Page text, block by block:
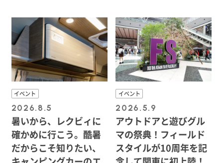
イベント
2026.8.5
暑いから、レクビィに
確かめに行こう。酷暑
だからこそ知りたい、
イベント
2026.5.9
アウトドアと遊びグル
マの祭典！フィールド
スタイルが10周年を記